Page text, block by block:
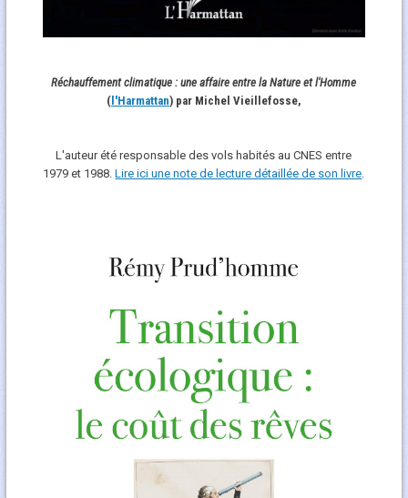
Réchauffement climatique : une affaire entre la Nature et l'Homme
(l'Harmattan) par Michel Vieillefosse,
L'auteur été responsable des vols habités au CNES entre
1979 et 1988.Lire ici une note de lecture détaillée de son livre